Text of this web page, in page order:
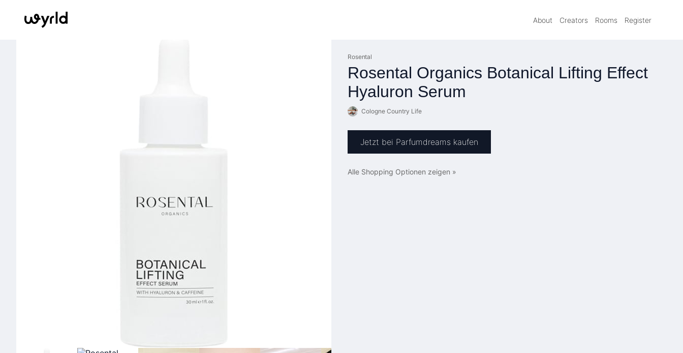
About Creators Rooms Register
Rosental
Rosental Organics Botanical Lifting Effect
Hyaluron Serum
Cologne Country Life
Jetzt bei Parfumdreams kaufen
Alle Shopping Optionen zeigen »